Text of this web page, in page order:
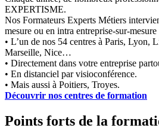
EXPERTISME.
Nos Formateurs Experts Métiers
mesure ou en intra entreprise-sur-
• L’un de nos 54 centres à Paris, Lyon,
Marseille, Nice…
• Directement dans votre entreprise
• En distanciel par visioconférence.
• Mais aussi à Poitiers, Troyes.
Découvrir nos centres de formation
Points forts de la